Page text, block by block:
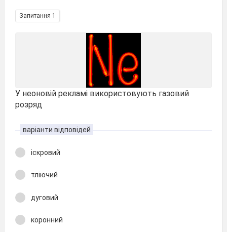
Запитання 1
У неоновій рекламі використовують газовий
розряд
варіанти відповідей
іскровий
тліючий
дуговий
коронний